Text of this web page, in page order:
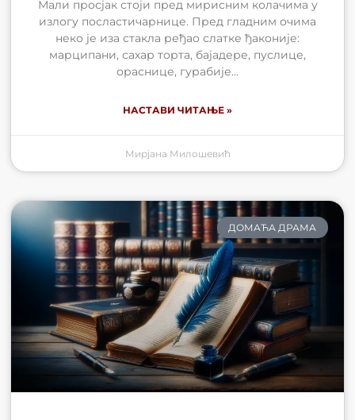
Мали просјак стоји пред мирисним колачима у
излогу посластичарнице. Пред гладним очима
неко је иза стакла ређао слатке ђаконије:
марципани, сахар торта, бајадере, пуслице,
ораснице, гурабије…
НАСТАВИ ЧИТАЊЕ »
Мирјана Милошевић
ДОМАЋА ДРАМА